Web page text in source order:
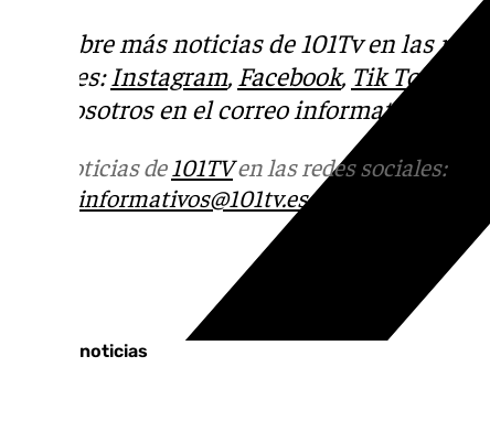
Descubre más noticias de 101Tv en las redes
sociales: Instagram, Facebook, Tik Tok
con nosotros en el correo
Más noticias de101TVen las redes sociales:
informativos@101tv.es
Últimas noticias